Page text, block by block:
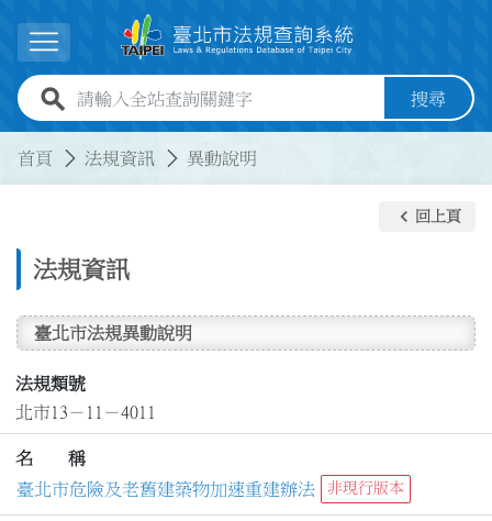
展開選單
全站查詢關鍵字欄位 搜尋
首頁 法規資訊 異動說明
法規資訊
keyboard_arrow_left 回上頁
臺北市法規異動說明
法規類號
北市13－11－4011
名 稱
臺北市危險及老舊建築物加速重建辦法
非現行版本